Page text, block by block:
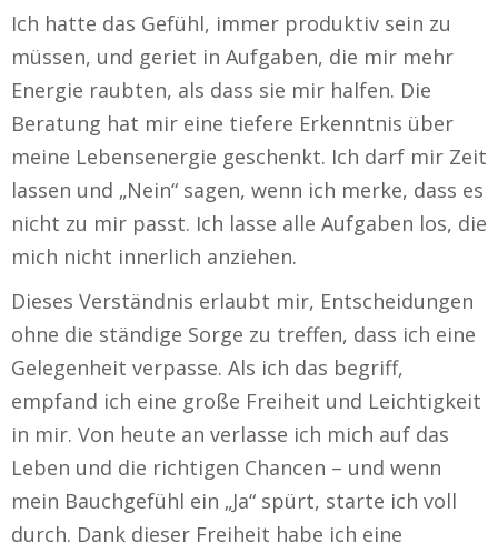
Ich hatte das Gefühl, immer produktiv sein zu
müssen, und geriet in Aufgaben, die mir mehr
Energie raubten, als dass sie mir halfen. Die
Beratung hat mir eine tiefere Erkenntnis über
meine Lebensenergie geschenkt. Ich darf mir Zeit
lassen und „Nein“ sagen, wenn ich merke, dass es
nicht zu mir passt. Ich lasse alle Aufgaben los, die
mich nicht innerlich anziehen.
Dieses Verständnis erlaubt mir, Entscheidungen
ohne die ständige Sorge zu treffen, dass ich eine
Gelegenheit verpasse. Als ich das begriff,
empfand ich eine große Freiheit und Leichtigkeit
in mir. Von heute an verlasse ich mich auf das
Leben und die richtigen Chancen – und wenn
mein Bauchgefühl ein „Ja“ spürt, starte ich voll
durch. Dank dieser Freiheit habe ich eine